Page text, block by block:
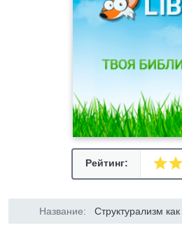
Рейтинг:
Название: Структурализм